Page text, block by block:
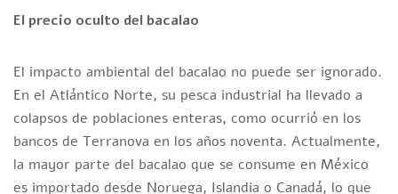
El precio oculto del bacalao
El impacto ambiental del bacalao no puede ser ignorado.
En el Atlántico Norte, su pesca industrial ha llevado a
colapsos de poblaciones enteras, como ocurrió en los
bancos de Terranova en los años noventa. Actualmente,
la mayor parte del bacalao que se consume en México
es importado desde Noruega, Islandia o Canadá, lo que